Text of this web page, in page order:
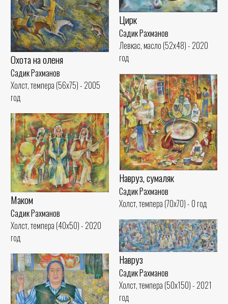
Цирк
Садик Рахманов
Левкас, масло (52x48) - 2020
год
Охота на оленя
Садик Рахманов
Холст, темпера (56x75) - 2005
год
Навруз, сумаляк
Садик Рахманов
Холст, темпера (70x70) - 0 год
Маком
Садик Рахманов
Холст, темпера (40x50) - 2020
год
Навруз
Садик Рахманов
Холст, темпера (50x150) - 2021
год